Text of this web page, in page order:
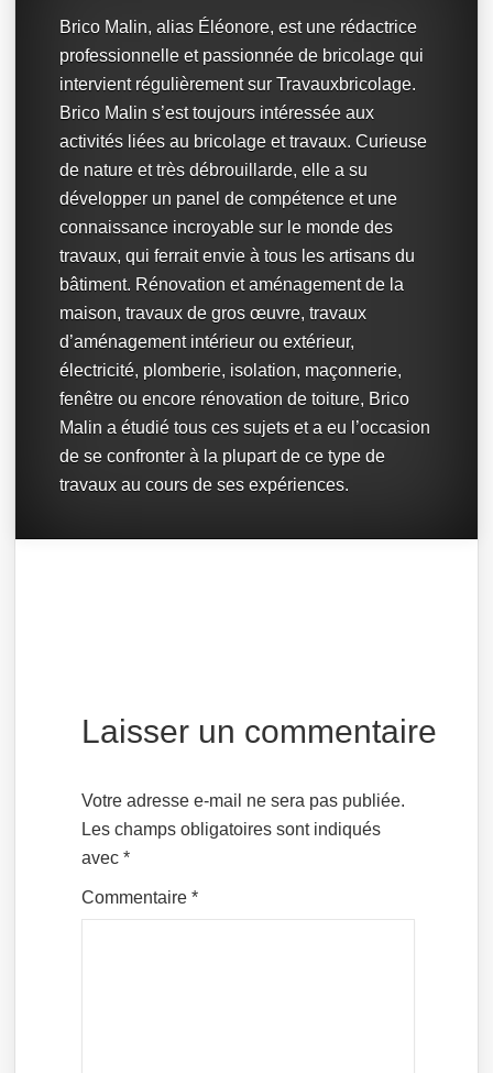
Brico Malin, alias Éléonore, est une rédactrice
professionnelle et passionnée de bricolage qui
intervient régulièrement sur Travauxbricolage.
Brico Malin s’est toujours intéressée aux
activités liées au bricolage et travaux. Curieuse
de nature et très débrouillarde, elle a su
développer un panel de compétence et une
connaissance incroyable sur le monde des
travaux, qui ferrait envie à tous les artisans du
bâtiment. Rénovation et aménagement de la
maison, travaux de gros œuvre, travaux
d’aménagement intérieur ou extérieur,
électricité, plomberie, isolation, maçonnerie,
fenêtre ou encore rénovation de toiture, Brico
Malin a étudié tous ces sujets et a eu l’occasion
de se confronter à la plupart de ce type de
travaux au cours de ses expériences.
Laisser un commentaire
Votre adresse e-mail ne sera pas publiée.
Les champs obligatoires sont indiqués
avec*
Commentaire*